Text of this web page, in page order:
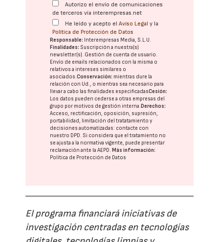
Autorizo el envío de comunicaciones
de terceros vía interempresas.net
He leído y acepto elAviso Legal y la
Política de Protección de Datos
Responsable: Interempresas Media, S.L.U.
Finalidades: Suscripción a nuestra(s)
newsletter(s). Gestión de cuenta de usuario.
Envío de emails relacionados con la misma o
relativos a intereses similares o
asociados.Conservación: mientras dure la
relación con Ud., o mientras sea necesario para
llevar a cabo las finalidades especificadasCesión:
Los datos pueden cederse a otras empresas del
grupo por motivos de gestión interna.Derechos:
Acceso, rectificación, oposición, supresión,
portabilidad, limitación del tratatamiento y
decisiones automatizadas: contacte con
nuestro DPD. Si considera que el tratamiento no
se ajusta a la normativa vigente, puede presentar
reclamación ante laAEPD.Más información:
Política de Protección de Datos
El programa financiará iniciativas de
investigación centradas en tecnologías